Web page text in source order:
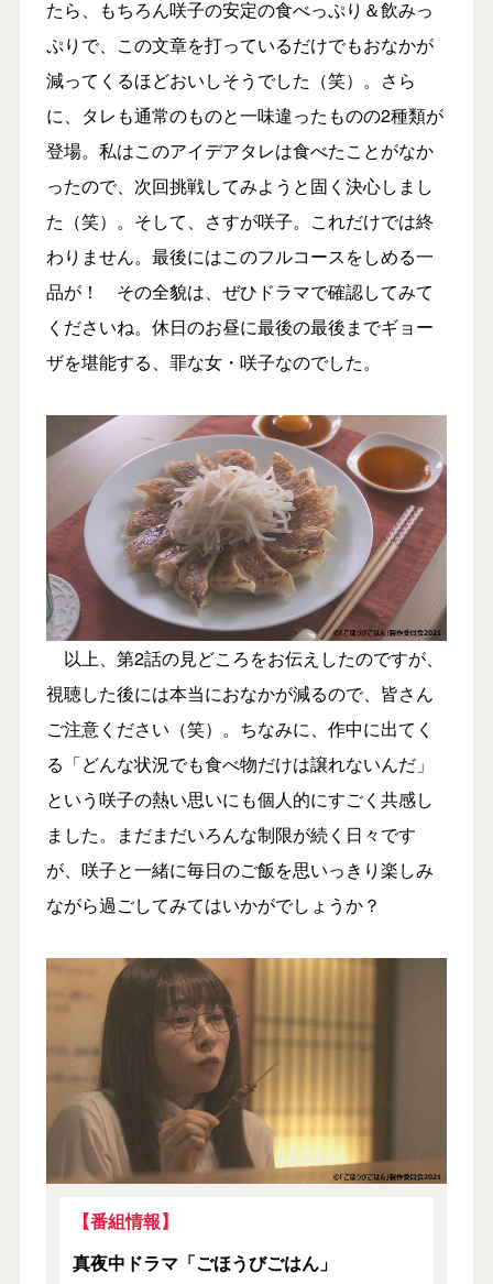
たら、もちろん咲子の安定の食べっぷり＆飲みっ
ぷりで、この文章を打っているだけでもおなかが
減ってくるほどおいしそうでした（笑）。さら
に、タレも通常のものと一味違ったものの2種類が
登場。私はこのアイデアタレは食べたことがなか
ったので、次回挑戦してみようと固く決心しまし
た（笑）。そして、さすが咲子。これだけでは終
わりません。最後にはこのフルコースをしめる一
品が！ その全貌は、ぜひドラマで確認してみて
くださいね。休日のお昼に最後の最後までギョー
ザを堪能する、罪な女・咲子なのでした。
以上、第2話の見どころをお伝えしたのですが、
視聴した後には本当におなかが減るので、皆さん
ご注意ください（笑）。ちなみに、作中に出てく
る「どんな状況でも食べ物だけは譲れないんだ」
という咲子の熱い思いにも個人的にすごく共感し
ました。まだまだいろんな制限が続く日々です
が、咲子と一緒に毎日のご飯を思いっきり楽しみ
ながら過ごしてみてはいかがでしょうか？
【番組情報】
真夜中ドラマ「ごほうびごはん」